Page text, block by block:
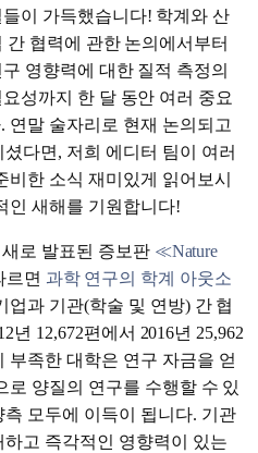
들이 가득했습니다! 학계와 산
간 협력에 관한 논의에서부터
구 영향력에 대한 질적 측정의
요성까지 한 달 동안 여러 중요
연말 술자리로 현재 논의되고
다면, 저희 에디터 팀이 여러
한 소식 재미있게 읽어보시
인 새해를 기원합니다!
새로 발표된 증보판 ≪Nature
르면 과학 연구의 학계 아웃소
업과 기관(학술 및 연방) 간 협
년 12,672편에서 2016년 25,962
부족한 대학은 연구 자금을 얻
로 양질의 연구를 수행할 수 있
모두에 이득이 됩니다. 기관
고 즉각적인 영향력이 있는